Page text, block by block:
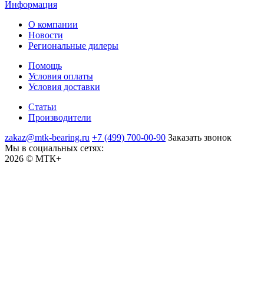
Информация
О компании
Новости
Региональные дилеры
Помощь
Условия оплаты
Условия доставки
Статьи
Производители
zakaz@mtk-bearing.ru +7 (499) 700-00-90 Заказать звонок
Мы в социальных сетях:
2026 © МТК+